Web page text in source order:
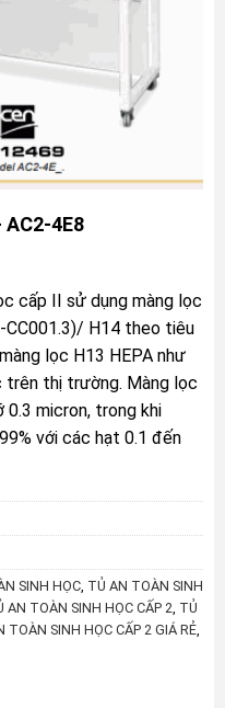
4E8
cấp II sử dụng màng lọc
CC001.3)/ H14 theo tiêu
lọc H13 HEPA như
trên thị trường. Màng lọc
0.3 micron, trong khi
với các hạt 0.1 đến
SINH HỌC, TỦ AN TOÀN SINH
AN TOÀN SINH HỌC CẤP 2, TỦ
TOÀN SINH HỌC CẤP 2 GIÁ RẺ,